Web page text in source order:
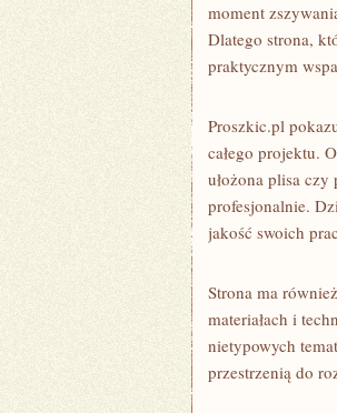
moment
Dlatego strona,
praktycznym
Proszkic.pl
całego projektu.
ułożona plisa
profesjonalnie.
jakość swoich
Strona ma
materiałach i
nietypowych
przestrzenią do